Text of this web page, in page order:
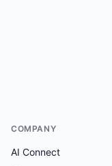
COMPANY
AI Connect